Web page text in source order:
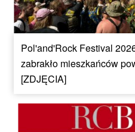
Pol'and'Rock Festival
zabrakło mieszkańców
[ZDJĘCIA]